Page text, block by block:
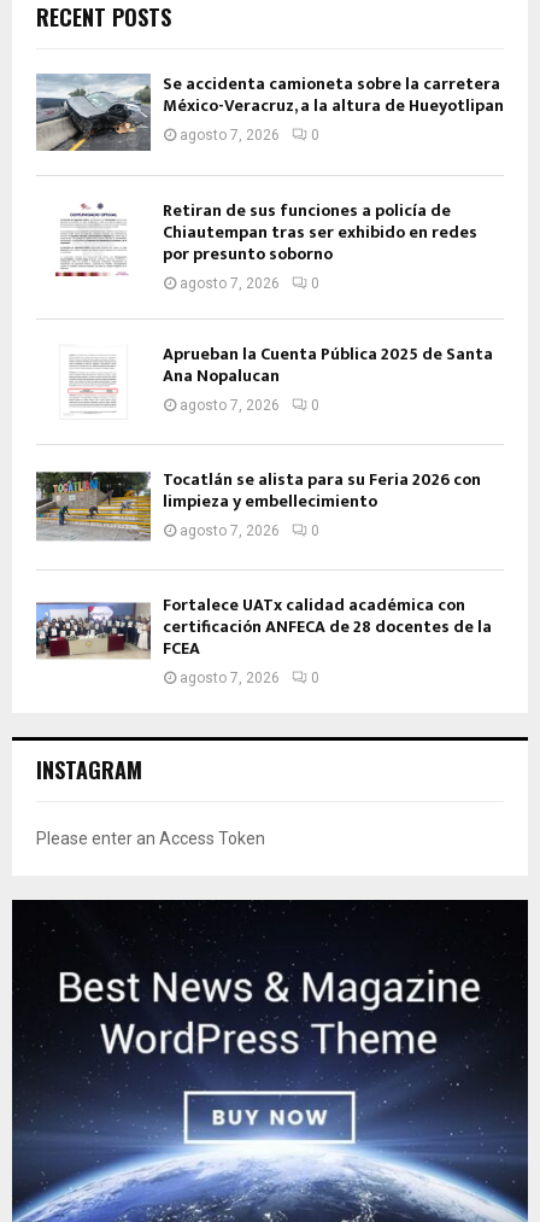
RECENT POSTS
Se accidenta camioneta sobre la carretera
México-Veracruz, a la altura de Hueyotlipan
agosto 7, 2026 0
Retiran de sus funciones a policía de
Chiautempan tras ser exhibido en redes
por presunto soborno
agosto 7, 2026 0
Aprueban la Cuenta Pública 2025 de Santa
Ana Nopalucan
agosto 7, 2026 0
Tocatlán se alista para su Feria 2026 con
limpieza y embellecimiento
agosto 7, 2026 0
Fortalece UATx calidad académica con
certificación ANFECA de 28 docentes de la
FCEA
agosto 7, 2026 0
INSTAGRAM
Please enter an Access Token